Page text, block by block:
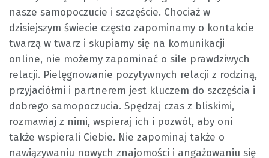
nasze samopoczucie i szczęście. Chociaż w
dzisiejszym świecie często zapominamy o kontakcie
twarzą w twarz i skupiamy się na komunikacji
online, nie możemy zapominać o sile prawdziwych
relacji. Pielęgnowanie pozytywnych relacji z rodziną,
przyjaciółmi i partnerem jest kluczem do szczęścia i
dobrego samopoczucia. Spędzaj czas z bliskimi,
rozmawiaj z nimi, wspieraj ich i pozwól, aby oni
także wspierali Ciebie. Nie zapominaj także o
nawiązywaniu nowych znajomości i angażowaniu się